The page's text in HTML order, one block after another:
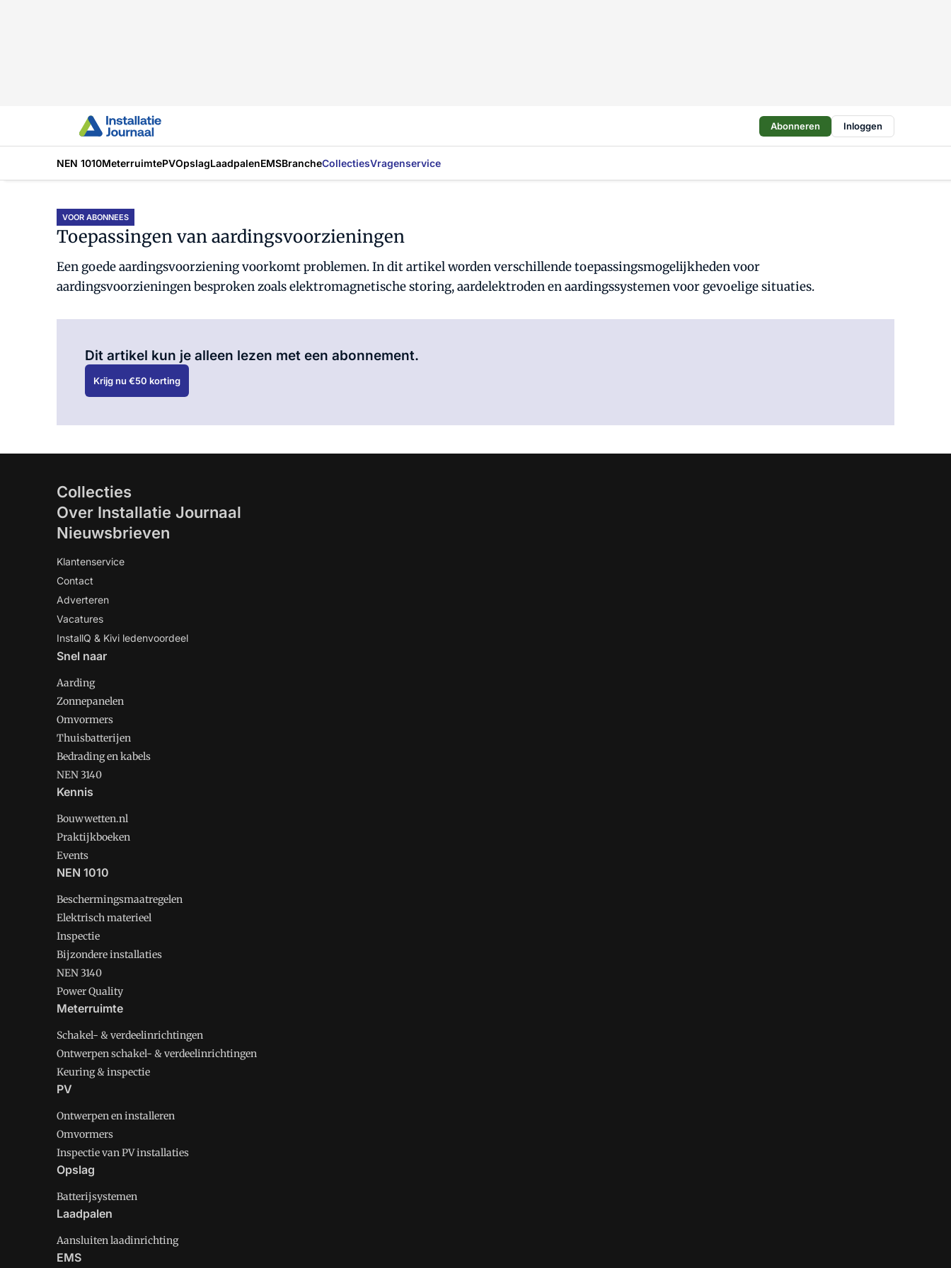
Abonneren Inloggen
NEN 1010MeterruimtePVOpslagLaadpalenEMSBrancheCollectiesVragenservice
VOOR ABONNEES
Toepassingen van aardingsvoorzieningen
Een goede aardingsvoorziening voorkomt problemen. In dit artikel worden verschillende toepassingsmogelijkheden voor
aardingsvoorzieningen besproken zoals elektromagnetische storing, aardelektroden en aardingssystemen voor gevoelige situaties.
Dit artikel kun je alleen lezen met een abonnement.
Krijg nu €50 korting
Collecties
Over Installatie Journaal
Nieuwsbrieven
Klantenservice
Contact
Adverteren
Vacatures
InstallQ & Kivi ledenvoordeel
Snel naar
Aarding
Zonnepanelen
Omvormers
Thuisbatterijen
Bedrading en kabels
NEN 3140
Kennis
Bouwwetten.nl
Praktijkboeken
Events
NEN 1010
Beschermingsmaatregelen
Elektrisch materieel
Inspectie
Bijzondere installaties
NEN 3140
Power Quality
Meterruimte
Schakel- & verdeelinrichtingen
Ontwerpen schakel- & verdeelinrichtingen
Keuring & inspectie
PV
Ontwerpen en installeren
Omvormers
Inspectie van PV installaties
Opslag
Batterijsystemen
Laadpalen
Aansluiten laadinrichting
EMS